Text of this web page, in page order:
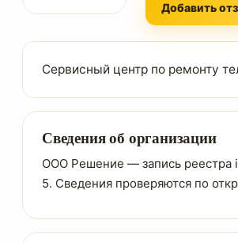
Добавить
Сервисный центр по ремонту
Сведения об организации
ООО Решение — запись реестра
5. Сведения проверяются по